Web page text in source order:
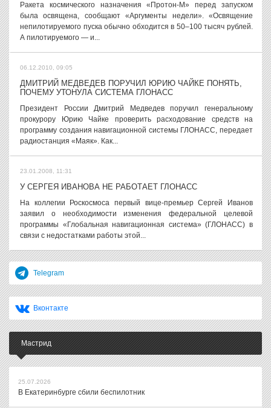
Ракета космического назначения «Протон-М» перед запуском
была освящена, сообщают «Аргументы недели». «Освящение
непилотируемого пуска обычно обходится в 50–100 тысяч рублей.
А пилотируемого — и...
06.12.2010, 09:05
ДМИТРИЙ МЕДВЕДЕВ ПОРУЧИЛ ЮРИЮ ЧАЙКЕ ПОНЯТЬ,
ПОЧЕМУ УТОНУЛА СИСТЕМА ГЛОНАСС
Президент России Дмитрий Медведев поручил генеральному
прокурору Юрию Чайке проверить расходование средств на
программу создания навигационной системы ГЛОНАСС, передает
радиостанция «Маяк». Как...
23.01.2008, 11:31
У СЕРГЕЯ ИВАНОВА НЕ РАБОТАЕТ ГЛОНАСС
На коллегии Роскосмоса первый вице-премьер Сергей Иванов
заявил о необходимости изменения федеральной целевой
программы «Глобальная навигационная система» (ГЛОНАСС) в
связи с недостатками работы этой...
Telegram
Вконтакте
Мастрид
25.07.2026
В Екатеринбурге сбили беспилотник